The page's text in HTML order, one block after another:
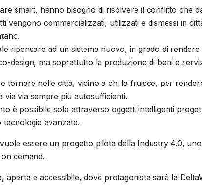
smart, hanno bisogno di risolvere il conflitto che
vengono commercializzati, utilizzati e dismessi in
ripensare ad un sistema nuovo, in grado di
design, ma soprattutto la produzione di beni e
tornare nelle città, vicino a chi la fruisce, per
via via sempre più autosufficienti.
è possibile solo attraverso oggetti intelligenti
avanzate.
vuole essere un progetto pilota della Industry 4.0,
demand.
aperta e accessibile, dove protagonista sarà la